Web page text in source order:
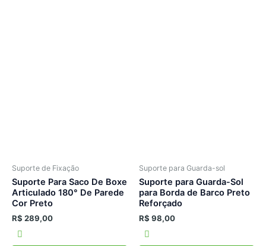
Suporte de Fixação
Suporte Para Saco De Boxe
Articulado 180° De Parede
Cor Preto
R$ 289,00
Suporte para Guarda-sol
Suporte para Guarda-Sol
para Borda de Barco Preto
Reforçado
R$ 98,00